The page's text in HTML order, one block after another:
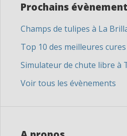
Prochains
Champs de tulipes à La
Top 10 des meilleures
Simulateur de chute libre à
Voir tous les évènements